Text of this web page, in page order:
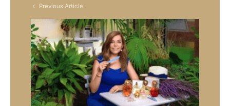
Previous Article